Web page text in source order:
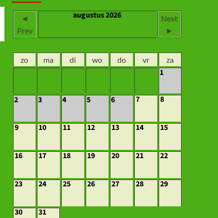
◄
Prev
augustus 2026
Next
►
zo ma di wo do vr za
1
2 3 4 5 6 7 8
9 10 11 12 13 14 15
16 17 18 19 20 21 22
23 24 25 26 27 28 29
30 31